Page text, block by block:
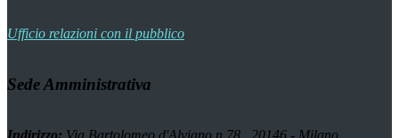
Ufficio relazioni con il pubblico
Sede Amministrativa
Indirizzo: Via Bartolomeo d'Alviano n.78 , 20146 - Milano